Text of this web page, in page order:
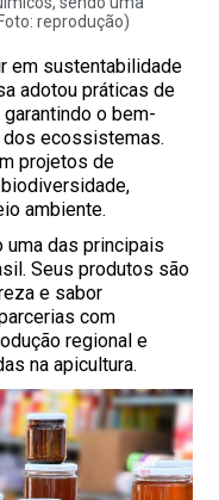
reprodução)
em sustentabilidade
adotou práticas de
o bem-
dos ecossistemas.
projetos de
ambiente.
uma das principais
Seus produtos são
e sabor
com
regional e
na apicultura.